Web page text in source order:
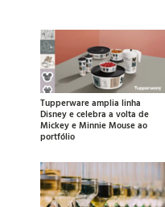
Tupperware amplia linha
Disney e celebra a volta de
Mickey e Minnie Mouse ao
portfólio